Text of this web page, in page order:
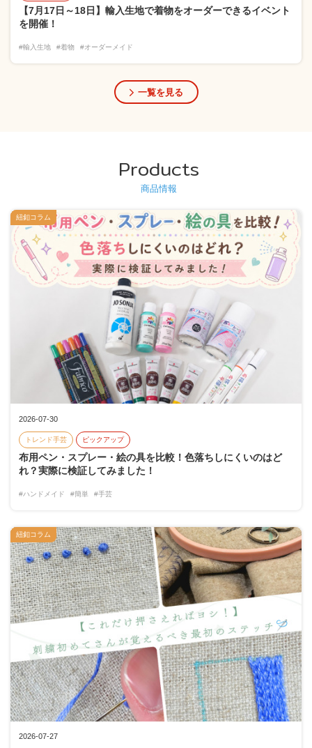
【7月17日～18日】輸入生地で着物をオーダーできるイベント
を開催！
#輸入生地 #着物 #オーダーメイド
一覧を見る
Products
商品情報
2026-07-30
トレンド手芸 ピックアップ
布用ペン・スプレー・絵の具を比較！色落ちしにくいのはど
れ？実際に検証してみました！
#ハンドメイド #簡単 #手芸
紐釦コラム
2026-07-27
紐釦コラム